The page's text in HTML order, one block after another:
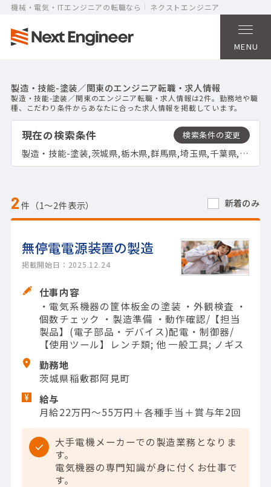
機械・電気・ITエンジニアの転職なら ネクストエンジニア
MENU
製造・技能-塗装／関東のエンジニア転職・求人情報
製造・技能-塗装／関東のエンジニア転職・求人情報は2件。勤務地や職
種、こだわり条件からあなたに合った求人情報を掲載しています。
現在の検索条件
製造・技能-塗装,茨城県,栃木県,群馬県,埼玉県,千葉県,東京都,神奈川県
2件（1〜2件表示） 新着のみ
無停電電源装置の製造
掲載開始日：2025.12.24
仕事内容
・電気系機器の筐体板金の塗装 ・外観検査 ・
個数チェック ・製造準備 ・動作確認/【担当
製品】(電子部品・デバイス)配電・制御器/
【使用ツール】レンチ類; 他 一般工具; ノギス
勤務地
茨城県稲敷郡阿見町
給与
月給22万円～55万円＋各種手当＋賞与年2回
大手電機メーカーでの製造業務となりま
す。
電気機器の専門知識が身に付くお仕事で
す。